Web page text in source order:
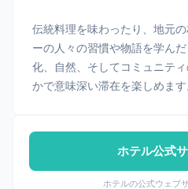
伝統料理を味わったり、地元
ーの人々の習慣や物語を学ん
化、自然、そしてコミュニテ
かで意味深い滞在を楽しめます
ホテル公式
ホテルの公式ウェブ